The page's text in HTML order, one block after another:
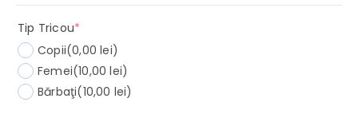
Tip Tricou*
Copii(0,00 lei)
Femei(10,00 lei)
Bărbaţi(10,00 lei)